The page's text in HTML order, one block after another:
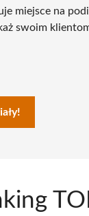
miejsce na
swoim